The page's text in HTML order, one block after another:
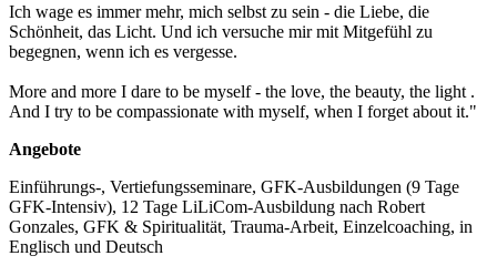
Ich wage es immer mehr, mich selbst zu sein - die Liebe, die
Schönheit, das Licht. Und ich versuche mir mit Mitgefühl zu
begegnen, wenn ich es vergesse.
More and more I dare to be myself - the love, the beauty, the light .
And I try to be compassionate with myself, when I forget about it."
Angebote
Einführungs-, Vertiefungsseminare, GFK-Ausbildungen (9 Tage
GFK-Intensiv), 12 Tage LiLiCom-Ausbildung nach Robert
Gonzales, GFK & Spiritualität, Trauma-Arbeit, Einzelcoaching, in
Englisch und Deutsch